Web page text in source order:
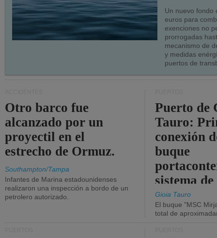
Un nuevo fondo
euros para
exenciones no
prorrogadas
mecanismo de
y medidas
puertos de
Otro barco fue
alcanzado por un
proyectil en el
estrecho de Ormuz.
Southampton/Tampa
Infantes de Marina estadounidenses
realizaron una inspección a bordo de un
petrolero autorizado.
Puerto de
Tauro:
conexión
buque
sistema
la red
Gioia Tauro
El buque "MSC
total de